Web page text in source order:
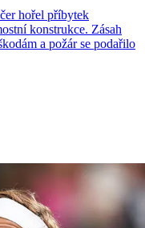
hořel příbytek
konstrukce. Zásah
a požár se podařilo